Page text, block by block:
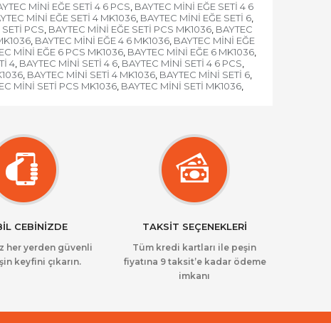
MİNİ EĞE SETİ 4 6 PCS, BAYTEC MİNİ EĞE SETİ 4 6
MİNİ EĞE SETİ 4 MK1036, BAYTEC MİNİ EĞE SETİ 6,
PCS, BAYTEC MİNİ EĞE SETİ PCS MK1036, BAYTEC
, BAYTEC MİNİ EĞE 4 6 MK1036, BAYTEC MİNİ EĞE
MİNİ EĞE 6 PCS MK1036, BAYTEC MİNİ EĞE 6 MK1036,
4, BAYTEC MİNİ SETİ 4 6, BAYTEC MİNİ SETİ 4 6 PCS,
, BAYTEC MİNİ SETİ 4 MK1036, BAYTEC MİNİ SETİ 6,
MİNİ SETİ PCS MK1036, BAYTEC MİNİ SETİ MK1036,
CEBİNİZDE
her yerden güvenli
keyfini çıkarın.
TAKSİT SEÇENEKLERİ
Tüm kredi kartları ile peşin
fiyatına 9 taksit’e kadar ödeme
imkanı